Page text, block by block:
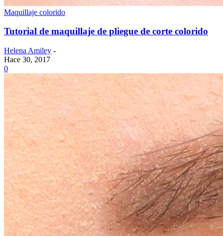
Maquillaje colorido
Tutorial de maquillaje de pliegue de corte colorido
Helena Amiley -
Hace 30, 2017
0